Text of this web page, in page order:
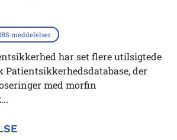
meddelelser
har set flere utilsigtede
der
med morfin